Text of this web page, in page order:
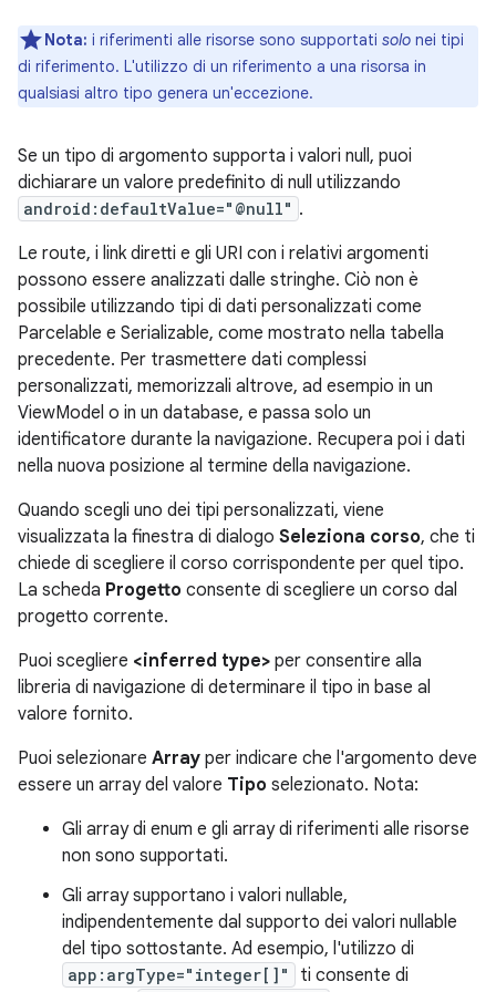
Nota: i riferimenti alle risorse sono supportati solo nei tipi
di riferimento. L'utilizzo di un riferimento a una risorsa in
qualsiasi altro tipo genera un'eccezione.
Se un tipo di argomento supporta i valori null, puoi
dichiarare un valore predefinito di null utilizzando
android:defaultValue="@null" .
Le route, i link diretti e gli URI con i relativi argomenti
possono essere analizzati dalle stringhe. Ciò non è
possibile utilizzando tipi di dati personalizzati come
Parcelable e Serializable, come mostrato nella tabella
precedente. Per trasmettere dati complessi
personalizzati, memorizzali altrove, ad esempio in un
ViewModel o in un database, e passa solo un
identificatore durante la navigazione. Recupera poi i dati
nella nuova posizione al termine della navigazione.
Quando scegli uno dei tipi personalizzati, viene
visualizzata la finestra di dialogo Seleziona corso, che ti
chiede di scegliere il corso corrispondente per quel tipo.
La scheda Progetto consente di scegliere un corso dal
progetto corrente.
Puoi scegliere <inferred type> per consentire alla
libreria di navigazione di determinare il tipo in base al
valore fornito.
Puoi selezionare Array per indicare che l'argomento deve
essere un array del valore Tipo selezionato. Nota:
Gli array di enum e gli array di riferimenti alle risorse
non sono supportati.
Gli array supportano i valori nullable,
indipendentemente dal supporto dei valori nullable
del tipo sottostante. Ad esempio, l'utilizzo di
app:argType="integer[]"
ti consente di